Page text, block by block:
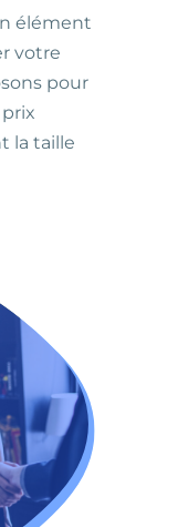
élément
votre
pour
la taille